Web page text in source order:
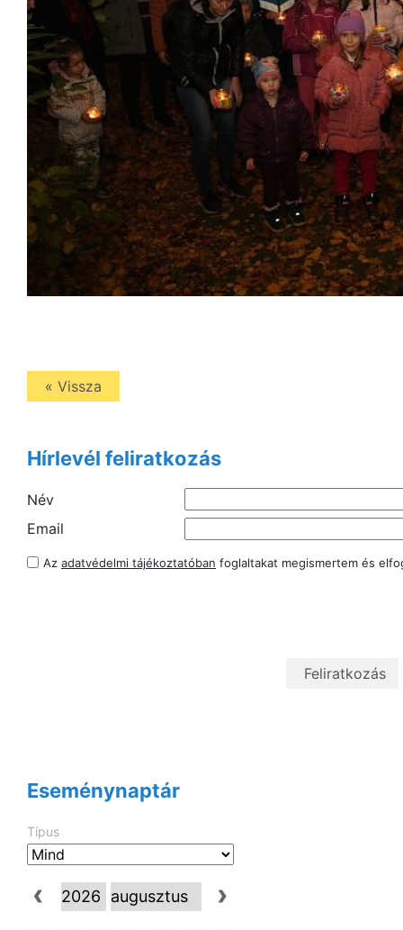
« Vissza
Hírlevél feliratkozás
Név
Email
Az adatvédelmi tájékoztatóban foglaltakat megismertem és
Eseménynaptár
Típus